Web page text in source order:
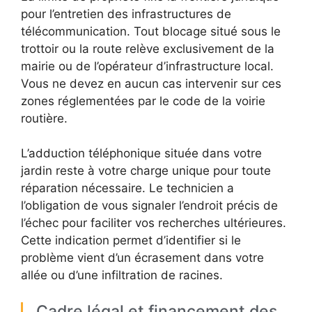
pour l’entretien des infrastructures de
télécommunication. Tout blocage situé sous le
trottoir ou la route relève exclusivement de la
mairie ou de l’opérateur d’infrastructure local.
Vous ne devez en aucun cas intervenir sur ces
zones réglementées par le code de la voirie
routière.
L’adduction téléphonique située dans votre
jardin reste à votre charge unique pour toute
réparation nécessaire. Le technicien a
l’obligation de vous signaler l’endroit précis de
l’échec pour faciliter vos recherches ultérieures.
Cette indication permet d’identifier si le
problème vient d’un écrasement dans votre
allée ou d’une infiltration de racines.